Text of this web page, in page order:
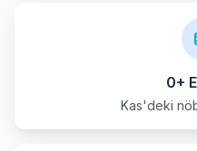
0+
Kas'deki